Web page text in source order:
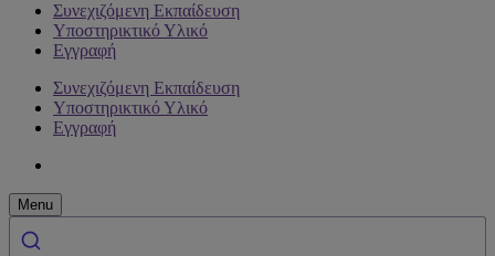
Συνεχιζόμενη Εκπαίδευση
Υποστηρικτικό Υλικό
Εγγραφή
Συνεχιζόμενη Εκπαίδευση
Υποστηρικτικό Υλικό
Εγγραφή
Menu